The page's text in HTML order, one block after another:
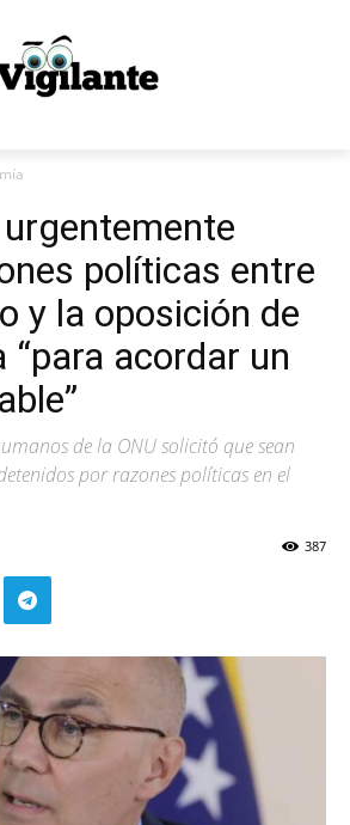
políticas entre
y la oposición de
“para acordar un
de la ONU solicitó que sean
por razones políticas en el
387